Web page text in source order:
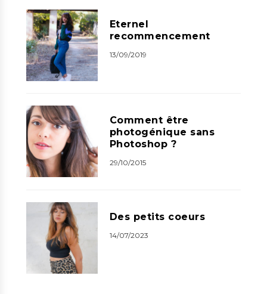
Eternel
recommencement
13/09/2019
Comment être
photogénique sans
Photoshop ?
29/10/2015
Des petits coeurs
14/07/2023